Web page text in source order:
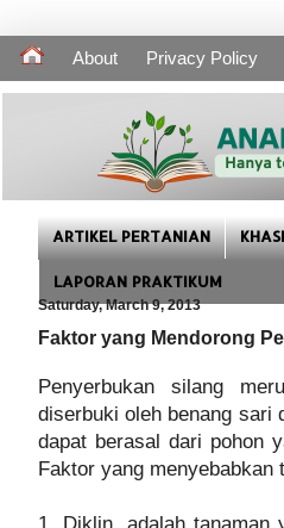
About Privacy Policy
ARTIKEL PERTANIAN
LAPORAN PRAKTIKUM
Saturday, March 9, 2013
Faktor yang Mendorong
Penyerbukan silang
diserbuki oleh benang sari
dapat berasal dari pohon
Faktor yang menyebabkan
1. Diklin, adalah tanaman